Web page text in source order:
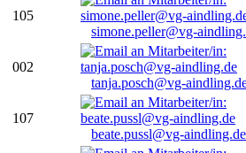
105
simone.peller@vg-
002
tanja.posch@vg-
107
beate.pussl@vg-aindling.de